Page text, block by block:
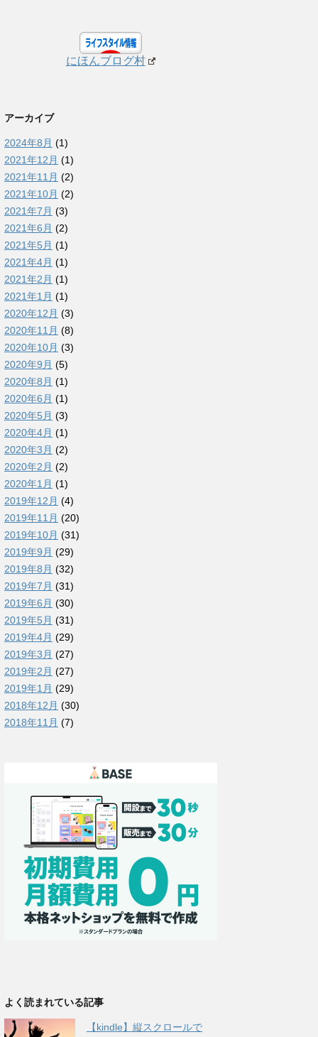
にほんブログ村
アーカイブ
2024年8月 (1)
2021年12月 (1)
2021年11月 (2)
2021年10月 (2)
2021年7月 (3)
2021年6月 (2)
2021年5月 (1)
2021年4月 (1)
2021年2月 (1)
2021年1月 (1)
2020年12月 (3)
2020年11月 (8)
2020年10月 (3)
2020年9月 (5)
2020年8月 (1)
2020年6月 (1)
2020年5月 (3)
2020年4月 (1)
2020年3月 (2)
2020年2月 (2)
2020年1月 (1)
2019年12月 (4)
2019年11月 (20)
2019年10月 (31)
2019年9月 (29)
2019年8月 (32)
2019年7月 (31)
2019年6月 (30)
2019年5月 (31)
2019年4月 (29)
2019年3月 (27)
2019年2月 (27)
2019年1月 (29)
2018年12月 (30)
2018年11月 (7)
よく読まれている記事
【kindle】縦スクロールで